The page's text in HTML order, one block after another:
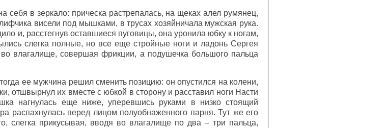
себя в зеркало: прическа растрепалась, на щеках алел румянец,
висели под мышками, в трусах хозяйничала мужская рука.
и, расстегнув оставшиеся пуговицы, она уронила юбку к ногам,
слегка полные, но все еще стройные ноги и ладонь Сергея
влагалище, совершая фрикции, а подушечка большого пальца
ее мужчина решил сменить позицию: он опустился на колени,
отшвырнул их вместе с юбкой в сторону и расставил ноги Насти
нагнулась еще ниже, уперевшись руками в низко стоящий
распахнулась перед лицом полуобнаженного парня. Тут же его
слегка прикусывая, вводя во влагалище по два – три пальца,